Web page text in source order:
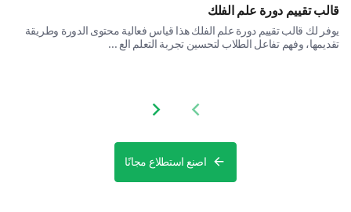
Your honest feedback will help us enhance our
services.
قالب تقييم دورة علم الفلك
يوفر لك قالب تقييم دورة علم الفلك هذا قياس فعالية محتوى الدورة وطريقة
تقديمها، وفهم تفاعل الطلاب لتحسين تجربة التعلم الع ...
Previous slide
Next slide
اصنع استطلاع مجانًا